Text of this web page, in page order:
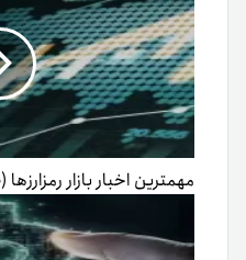
مهمترین اخبار بازار رمزارزها (۳۰ دی)